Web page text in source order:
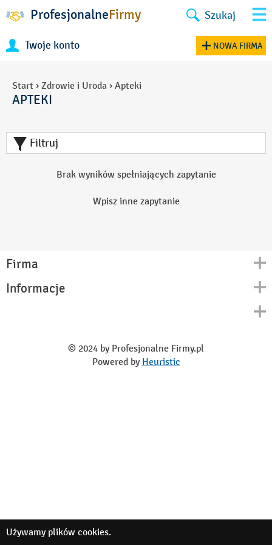
ProfesjonalneFirmy Szukaj
Twoje konto NOWA FIRMA
Start › Zdrowie i Uroda › Apteki
APTEKI
Filtruj
Brak wyników spełniających zapytanie
Wpisz inne zapytanie
Firma
Kontakt
Informacje
© 2024 by Profesjonalne Firmy.pl
Powered by Heuristic
Używamy plików cookies.